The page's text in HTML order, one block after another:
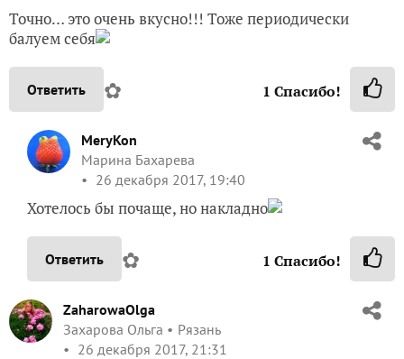
Точно… это очень вкусно!!! Тоже периодически
балуем себя
Ответить ✿ 1 Спасибо!
MeryKon
Марина Бахарева
26 декабря 2017, 19:40
Хотелось бы почаще, но накладно
Ответить ✿ 1 Спасибо!
ZaharowaOlga
Захарова Ольга
Рязань
26 декабря 2017, 21:31